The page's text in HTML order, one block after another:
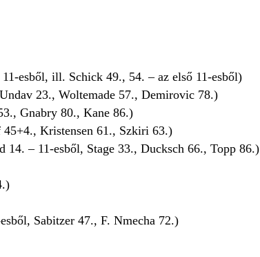
esből, ill. Schick 49., 54. – az első 11-esből)
23., Woltemade 57., Demirovic 78.)
Gnabry 80., Kane 86.)
Kristensen 61., Szkiri 63.)
– 11-esből, Stage 33., Ducksch 66., Topp 86.)
Sabitzer 47., F. Nmecha 72.)